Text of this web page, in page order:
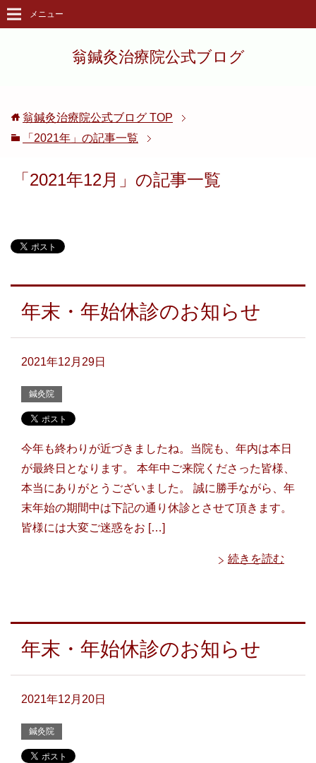
翁鍼灸治療院公式ブログ
メニュー
翁鍼灸治療院公式ブログ TOP
「2021年」の記事一覧
「2021年12月」の記事一覧
年末・年始休診のお知らせ
2021年12月29日
鍼灸院
今年も終わりが近づきましたね。当院も、年内は本日
が最終日となります。 本年中ご来院くださった皆様、
本当にありがとうございました。 誠に勝手ながら、年
末年始の期間中は下記の通り休診とさせて頂きます。
皆様には大変ご迷惑をお […]
続きを読む
年末・年始休診のお知らせ
2021年12月20日
鍼灸院